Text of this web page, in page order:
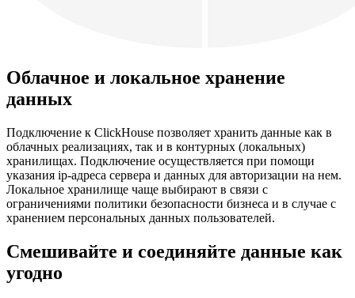
Облачное и локальное хранение
данных
Подключение к ClickHouse позволяет хранить данные как в
облачных реализациях, так и в контурных (локальных)
хранилищах. Подключение осуществляется при помощи
указания ip-адреса сервера и данных для авторизации на нем.
Локальное хранилище чаще выбирают в связи с
ограничениями политики безопасности бизнеса и в случае с
хранением персональных данных пользователей.
Смешивайте и соединяйте данные как
угодно